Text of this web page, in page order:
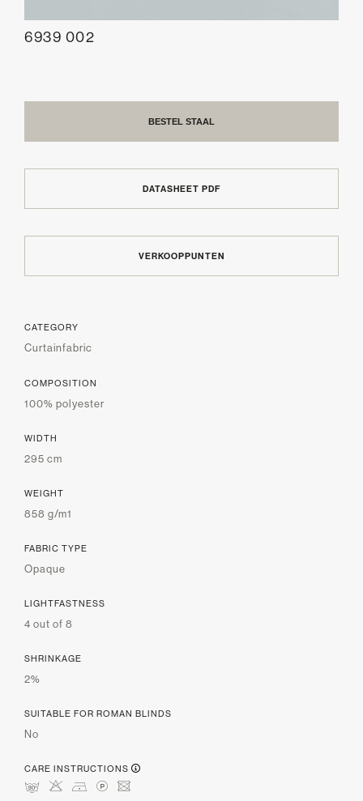
6939 002
BESTEL STAAL
DATASHEET PDF
VERKOOPPUNTEN
CATEGORY
Curtainfabric
COMPOSITION
100% polyester
WIDTH
295 cm
WEIGHT
858 g/m1
FABRIC TYPE
Opaque
LIGHTFASTNESS
4 out of 8
SHRINKAGE
2%
SUITABLE FOR ROMAN BLINDS
No
CARE INSTRUCTIONS
mHDLU